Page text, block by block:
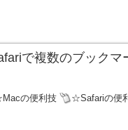
で複数のブック
の便利技 ☆Safariの便